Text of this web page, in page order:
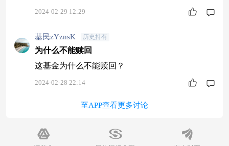
2024-02-29 12:29
基民zYznsK 历史持有
为什么不能赎回
这基金为什么不能赎回？
2024-02-28 22:14
至APP查看更多讨论